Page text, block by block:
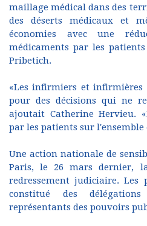
maillage médical dans des
des déserts médicaux et
économies avec une
médicaments par les
Pribetich.
«Les infirmiers et infirmières
pour des décisions qui ne
ajoutait Catherine Hervieu.
par les patients sur
Une action nationale de
Paris, le 26 mars dernier,
redressement judiciaire.
constitué des
représentants des pouvoirs